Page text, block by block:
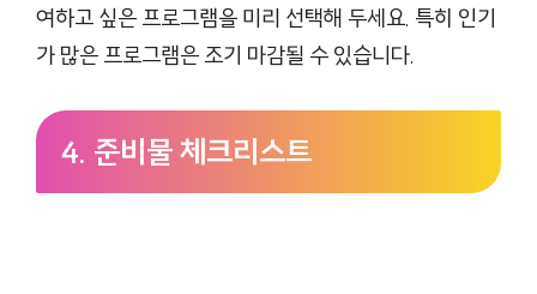
여하고 싶은 프로그램을 미리 선택해 두세요. 특히 인기
가 많은 프로그램은 조기 마감될 수 있습니다.
4. 준비물 체크리스트